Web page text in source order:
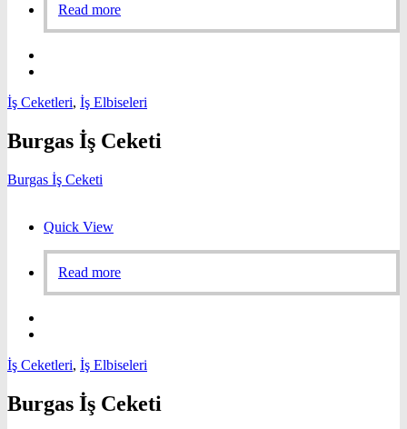
Read more
İş Ceketleri, İş Elbiseleri
Burgas İş Ceketi
Burgas İş Ceketi
Quick View
Read more
İş Ceketleri, İş Elbiseleri
Burgas İş Ceketi